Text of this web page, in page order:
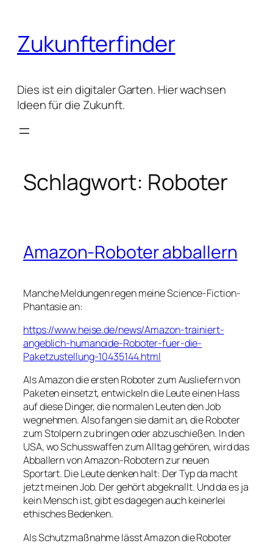
springen
Zukunfterfinder
Dies ist ein digitaler Garten. Hier wachsen
Ideen für die Zukunft.
Schlagwort: Roboter
Amazon-Roboter abballern
Manche Meldungen regen meine Science-Fiction-
Phantasie an:
https://www.heise.de/news/Amazon-trainiert-
angeblich-humanoide-Roboter-fuer-die-
Paketzustellung-10435144.html
Als Amazon die ersten Roboter zum Ausliefern von
Paketen einsetzt, entwickeln die Leute einen Hass
auf diese Dinger, die normalen Leuten den Job
wegnehmen. Also fangen sie damit an, die Roboter
zum Stolpern zu bringen oder abzuschießen. In den
USA, wo Schusswaffen zum Alltag gehören, wird das
Abballern von Amazon-Robotern zur neuen
Sportart. Die Leute denken halt: Der Typ da macht
jetzt meinen Job. Der gehört abgeknallt. Und da es ja
kein Mensch ist, gibt es dagegen auch keinerlei
ethisches Bedenken.
Als Schutzmaßnahme lässt Amazon die Roboter